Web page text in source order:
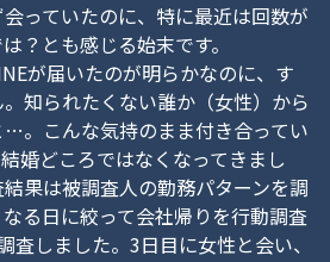
会っていたのに、特に最近は回数が
？とも感じる始末です。
が届いたのが明らかなのに、す
知られたくない誰か（女性）から
。こんな気持のまま付き合ってい
婚どころではなくなってきまし
果は被調査人の勤務パターンを調
る日に絞って会社帰りを行動調査
査しました。3日目に女性と会い、